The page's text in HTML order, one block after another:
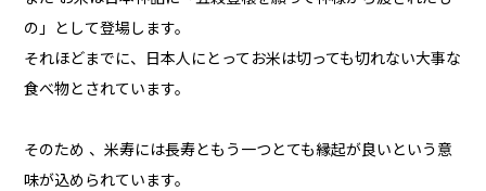
の」として登場します。
それほどまでに、日本人にとってお米は切っても切れない大事な
食べ物とされています。
そのため 、米寿には長寿ともう一つとても縁起が良いという意
味が込められています。